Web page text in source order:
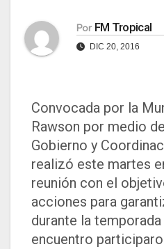
Por FM Tropical
DIC 20, 2016
Convocada por la
Rawson por medio
Gobierno y
realizó este martes
reunión con el
acciones para
durante la
encuentro